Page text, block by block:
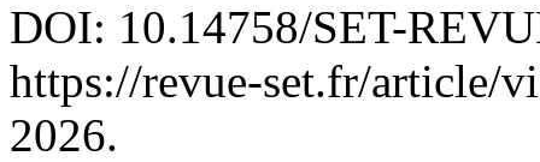
DOI: 10.14758/SET-
https://revue-set.fr/article/
2026.